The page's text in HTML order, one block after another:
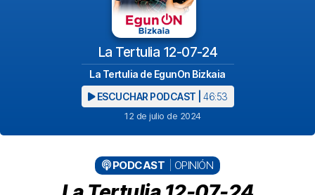
La Tertulia 12-07-24
La Tertulia de EgunOn Bizkaia
ESCUCHAR PODCAST | 46:53
12 de julio de 2024
PODCAST OPINIÓN